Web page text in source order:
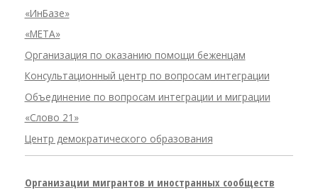
«ИнБазе»
«META»
Организация по оказанию помощи беженцам
Консультационный центр по вопросам интеграции
Объединение по вопросам интеграции и миграции
«Слово 21»
Центр демократического образования
Организации мигрантов и иностранных сообществ